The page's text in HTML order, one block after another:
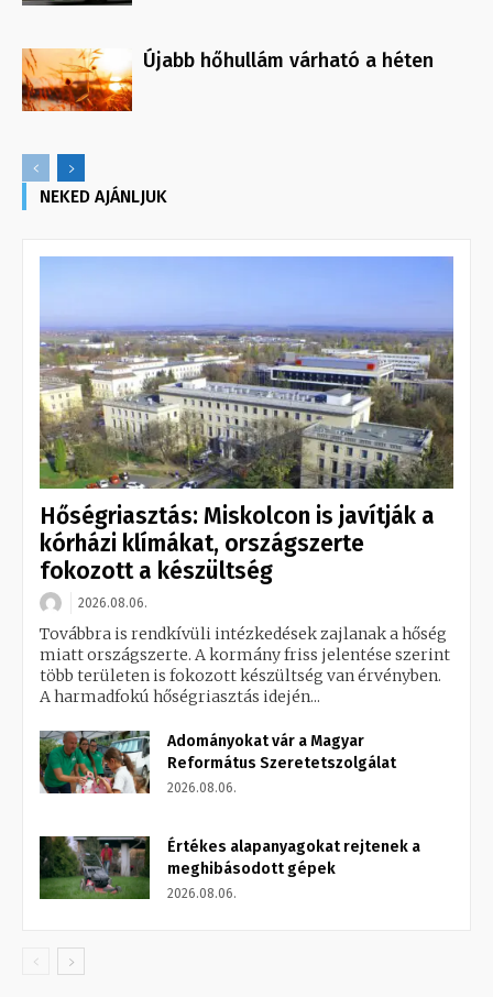
Újabb hőhullám várható a héten
NEKED AJÁNLJUK
Hőségriasztás: Miskolcon is javítják a
kórházi klímákat, országszerte
fokozott a készültség
2026.08.06.
Továbbra is rendkívüli intézkedések zajlanak a hőség
miatt országszerte. A kormány friss jelentése szerint
több területen is fokozott készültség van érvényben.
A harmadfokú hőségriasztás idején...
Adományokat vár a Magyar
Református Szeretetszolgálat
2026.08.06.
Értékes alapanyagokat rejtenek a
meghibásodott gépek
2026.08.06.